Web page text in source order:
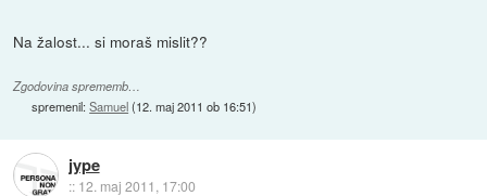
Na žalost... si moraš mislit??
Zgodovina sprememb…
spremenil:Samuel(12. maj 2011 ob 16:51)
jype
:: 12. maj 2011, 17:00